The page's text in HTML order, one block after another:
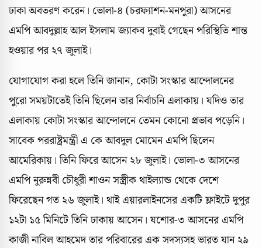
ঢাকা অবতরণ করেন। ভোলা-৪ (চরফ্যাশন-মনপুরা) আসনের
এমপি আবদুল্লাহ আল ইসলাম জ্যাকব দুবাই গেছেন পরিস্থিতি শান্ত
হওয়ার পর ২৭ জুলাই।
যোগাযোগ করা হলে তিনি জানান, কোটা সংস্কার আন্দোলনের
পুরো সময়টাতেই তিনি ছিলেন তার নির্বাচনি এলাকায়। যদিও তার
এলাকায় কোটা সংস্কার আন্দোলনে তেমন কোনো প্রভাব পড়েনি।
সাবেক পররাষ্ট্রমন্ত্রী এ কে আবদুল মোমেন এমপি ছিলেন
আমেরিকায়। তিনি ফিরে আসেন ২৮ জুলাই। ভোলা-৩ আসনের
এমপি নুরুন্নবী চৌধুরী শাওন সস্ত্রীক থাইল্যান্ড থেকে দেশে
ফিরেছেন গত ২৬ জুলাই। থাই এয়ারলাইনসের একটি ফ্লাইটে দুপুর
১২টা ১৫ মিনিটে তিনি ঢাকায় আসেন। যশোর-৩ আসনের এমপি
কাজী নাবিল আহমেদ তার পরিবারের এক সদস্যসহ ভারত যান ২৯